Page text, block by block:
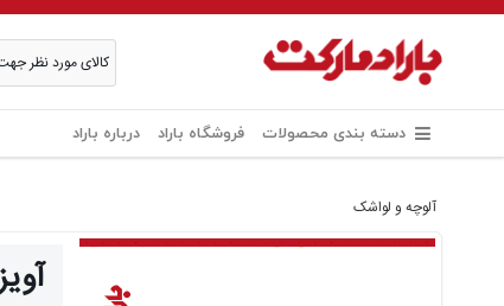
دسته بندی محصولات فروشگاه باراد درباره باراد
آلوچه و لواشک